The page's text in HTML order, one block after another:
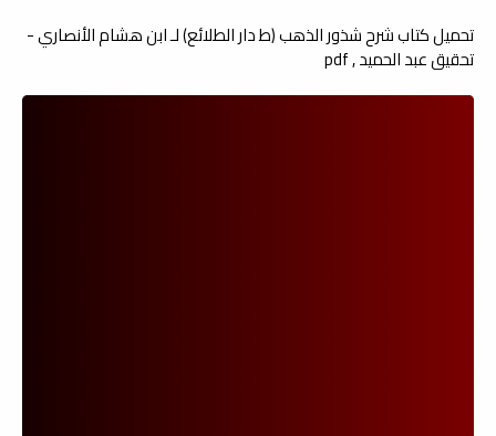
تحميل كتاب شرح شذور الذهب (ط دار الطلائع) لـ ابن هشام الأنصاري -
تحقيق عبد الحميد , pdf